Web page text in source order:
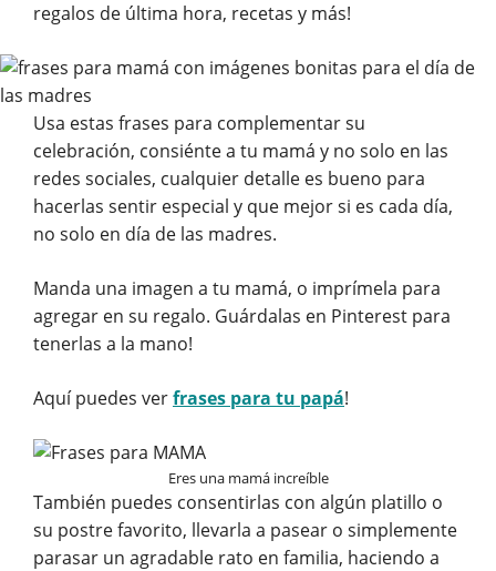
regalos de última hora, recetas y más!
Usa estas frases para complementar su
celebración, consiénte a tu mamá y no solo en las
redes sociales, cualquier detalle es bueno para
hacerlas sentir especial y que mejor si es cada día,
no solo en día de las madres.
Manda una imagen a tu mamá, o imprímela para
agregar en su regalo. Guárdalas en Pinterest para
tenerlas a la mano!
Aquí puedes verfrases para tu papá!
Eres una mamá increíble
También puedes consentirlas con algún platillo o
su postre favorito, llevarla a pasear o simplemente
parasar un agradable rato en familia, haciendo a